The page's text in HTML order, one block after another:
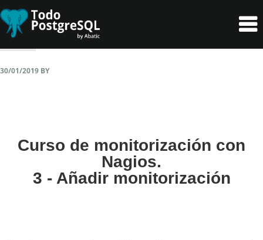
Skip
to
primary
Skip
to
content
30/01/2019 BY
Curso de monitorización con
Nagios.
3 - Añadir monitorización